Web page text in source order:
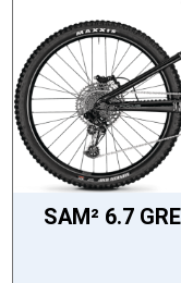
SAM² 6.7